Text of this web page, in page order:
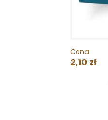
Cena
2,10 zł